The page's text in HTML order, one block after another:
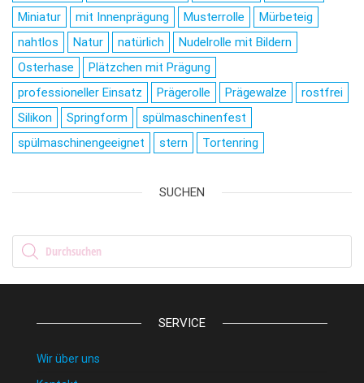
Miniatur
mit Innenprägung Musterrolle
Mürbeteig
nahtlos
Natur natürlich
Nudelrolle mit Bildern
Osterhase
Plätzchen mit Prägung
professioneller Einsatz
Prägerolle Prägewalze
rostfrei
Silikon
Springform
spülmaschinenfest
spülmaschinengeeignet
stern Tortenring
SUCHEN
Products search
SERVICE
Wir über uns